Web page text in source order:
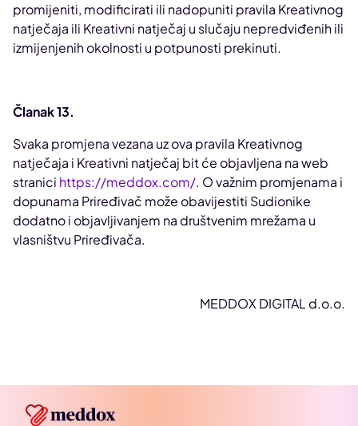
promijeniti, modificirati ili nadopuniti pravila Kreativnog
natječaja ili Kreativni natječaj u slučaju nepredviđenih ili
izmijenjenih okolnosti u potpunosti prekinuti.
Članak 13.
Svaka promjena vezana uz ova pravila Kreativnog
natječaja i Kreativni natječaj bit će objavljena na web
stranici https://meddox.com/. O važnim promjenama i
dopunama Priređivač može obavijestiti Sudionike
dodatno i objavljivanjem na društvenim mrežama u
vlasništvu Priređivača.
MEDDOX DIGITAL d.o.o.